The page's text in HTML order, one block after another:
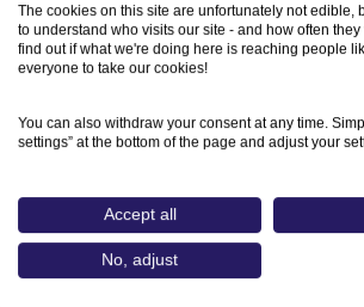
The cookies on this site are unfortunately not edible,
to understand who visits our site - and how often
find out if what we're doing here is reaching people
everyone to take our cookies!
You can also withdraw your consent at any time.
settings” at the bottom of the page and adjust your
Accept all
No, adjust